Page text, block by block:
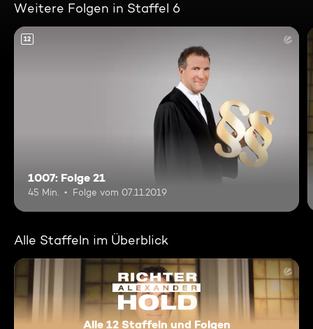
Weitere Folgen in Staffel 6
12
1007: Folge 21
45 Min. Folge vom 07.11.2019
Alle Staffeln im Überblick
Alle 12 Staffeln und Folgen